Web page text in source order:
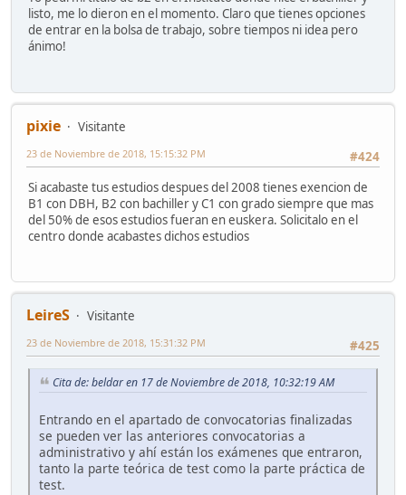
listo, me lo dieron en el momento. Claro que tienes opciones
de entrar en la bolsa de trabajo, sobre tiempos ni idea pero
ánimo!
pixie
Visitante
#424
23 de Noviembre de 2018, 15:15:32 PM
Si acabaste tus estudios despues del 2008 tienes exencion de
B1 con DBH, B2 con bachiller y C1 con grado siempre que mas
del 50% de esos estudios fueran en euskera. Solicitalo en el
centro donde acabastes dichos estudios
LeireS
Visitante
#425
23 de Noviembre de 2018, 15:31:32 PM
Cita de: beldar en 17 de Noviembre de 2018, 10:32:19 AM
Entrando en el apartado de convocatorias finalizadas
se pueden ver las anteriores convocatorias a
administrativo y ahí están los exámenes que entraron,
tanto la parte teórica de test como la parte práctica de
test.